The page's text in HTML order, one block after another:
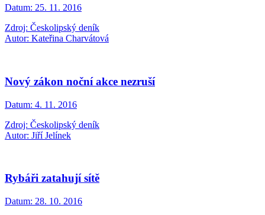
Datum: 25. 11. 2016
Zdroj: Českolipský deník
Autor: Kateřina Charvátová
Nový zákon noční akce nezruší
Datum: 4. 11. 2016
Zdroj: Českolipský deník
Autor: Jiří Jelínek
Rybáři zatahují sítě
Datum: 28. 10. 2016